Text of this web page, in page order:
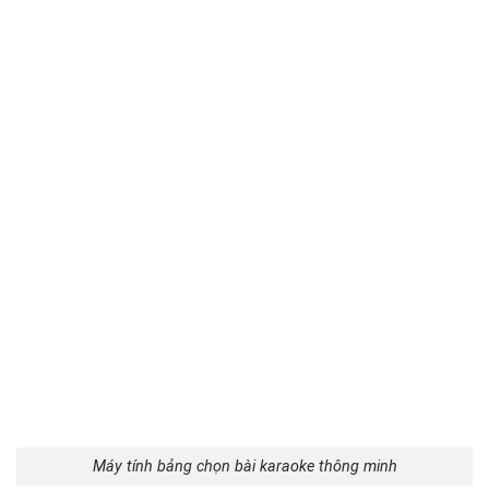
Máy tính bảng chọn bài karaoke thông minh